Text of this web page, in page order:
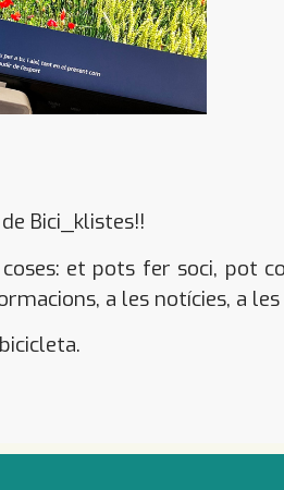
Bici_klistes!!
et pots fer soci, pot
a les notícies, a